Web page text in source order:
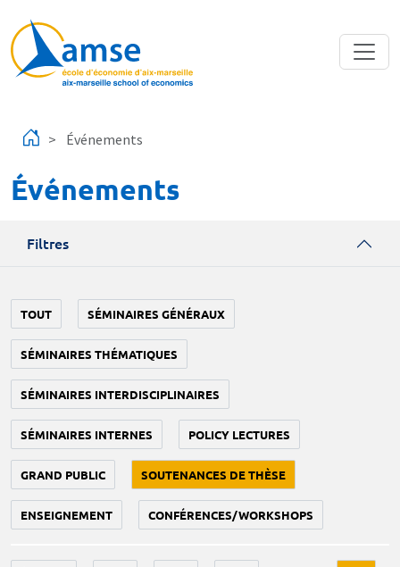
Événements
Événements
Filtres
TOUT SÉMINAIRES GÉNÉRAUX
SÉMINAIRES THÉMATIQUES
SÉMINAIRES INTERDISCIPLINAIRES
SÉMINAIRES INTERNES POLICY LECTURES
GRAND PUBLIC SOUTENANCES DE THÈSE
ENSEIGNEMENT CONFÉRENCES/WORKSHOPS